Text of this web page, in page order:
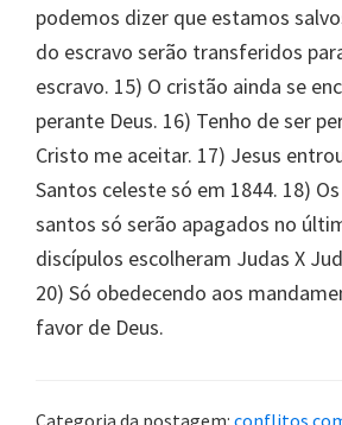
podemos dizer que estamos
do escravo serão transferidos
escravo. 15) O cristão ainda se
perante Deus. 16) Tenho de ser
Cristo me aceitar. 17) Jesus
Santos celeste só em 1844. 18)
santos só serão apagados no
discípulos escolheram Judas X
20) Só obedecendo aos
favor de Deus.